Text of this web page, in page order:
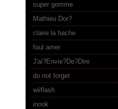
super gomme
Mathieu Dor?
claire la hache
foul amer
J'ai?Envie?De?Dire
do not forget
wiiflash
inook